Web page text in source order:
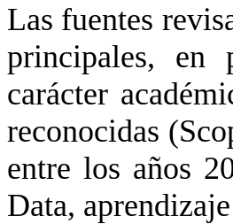
Las fuentes
principales, en
carácter
reconocidas (
entre los años
Data,